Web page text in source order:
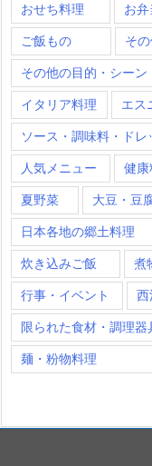
おせち料理 お弁
ご飯もの そ
その他の目的・シーン
イタリア料理 エス
ソース・調味料・ドレ
人気メニュー 健康
夏野菜 大豆・豆
日本各地の郷土料理
炊き込みご飯 煮
行事・イベント 西
限られた食材・調理器
麺・粉物料理